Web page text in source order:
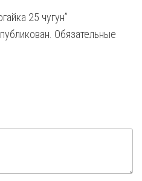
25 чугун”
Обязательные